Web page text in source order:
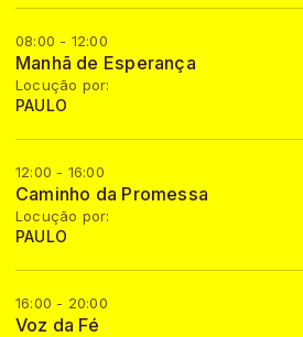
08:00 - 12:00
Manhã de Esperança
Locução por:
PAULO
12:00 - 16:00
Caminho da Promessa
Locução por:
PAULO
16:00 - 20:00
Voz da Fé